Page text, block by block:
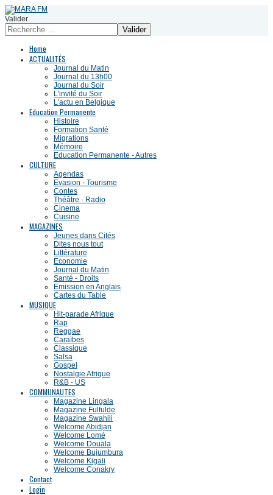
Valider
Valider
Home
ACTUALITÉS
Journal du Matin
Journal du 13h00
Journal du Soir
L'invité du Soir
L'actu en Belgique
Education Permanente
Histoire
Formation Santé
Migrations
Mémoire
Education Permanente - Autres
CULTURE
Agendas
Evasion - Tourisme
Contes
Théâtre - Radio
Cinema
Cuisine
MAGAZINES
Jeunes dans Cités
Dites nous tout
Littérature
Economie
Journal du Matin
Santé - Droits
Emission en Anglais
Cartes du Table
MUSIQUE
Hit-parade Afrique
Rap
Reggae
Caraïbes
Classique
Salsa
Gospel
Nostalgie Afrique
R&B - US
COMMUNAUTES
Magazine Lingala
Magazine Fulfulde
Magazine Swahili
Welcome Abidjan
Welcome Lomé
Welcome Douala
Welcome Bujumbura
Welcome Kigali
Welcome Conakry
Contact
Login